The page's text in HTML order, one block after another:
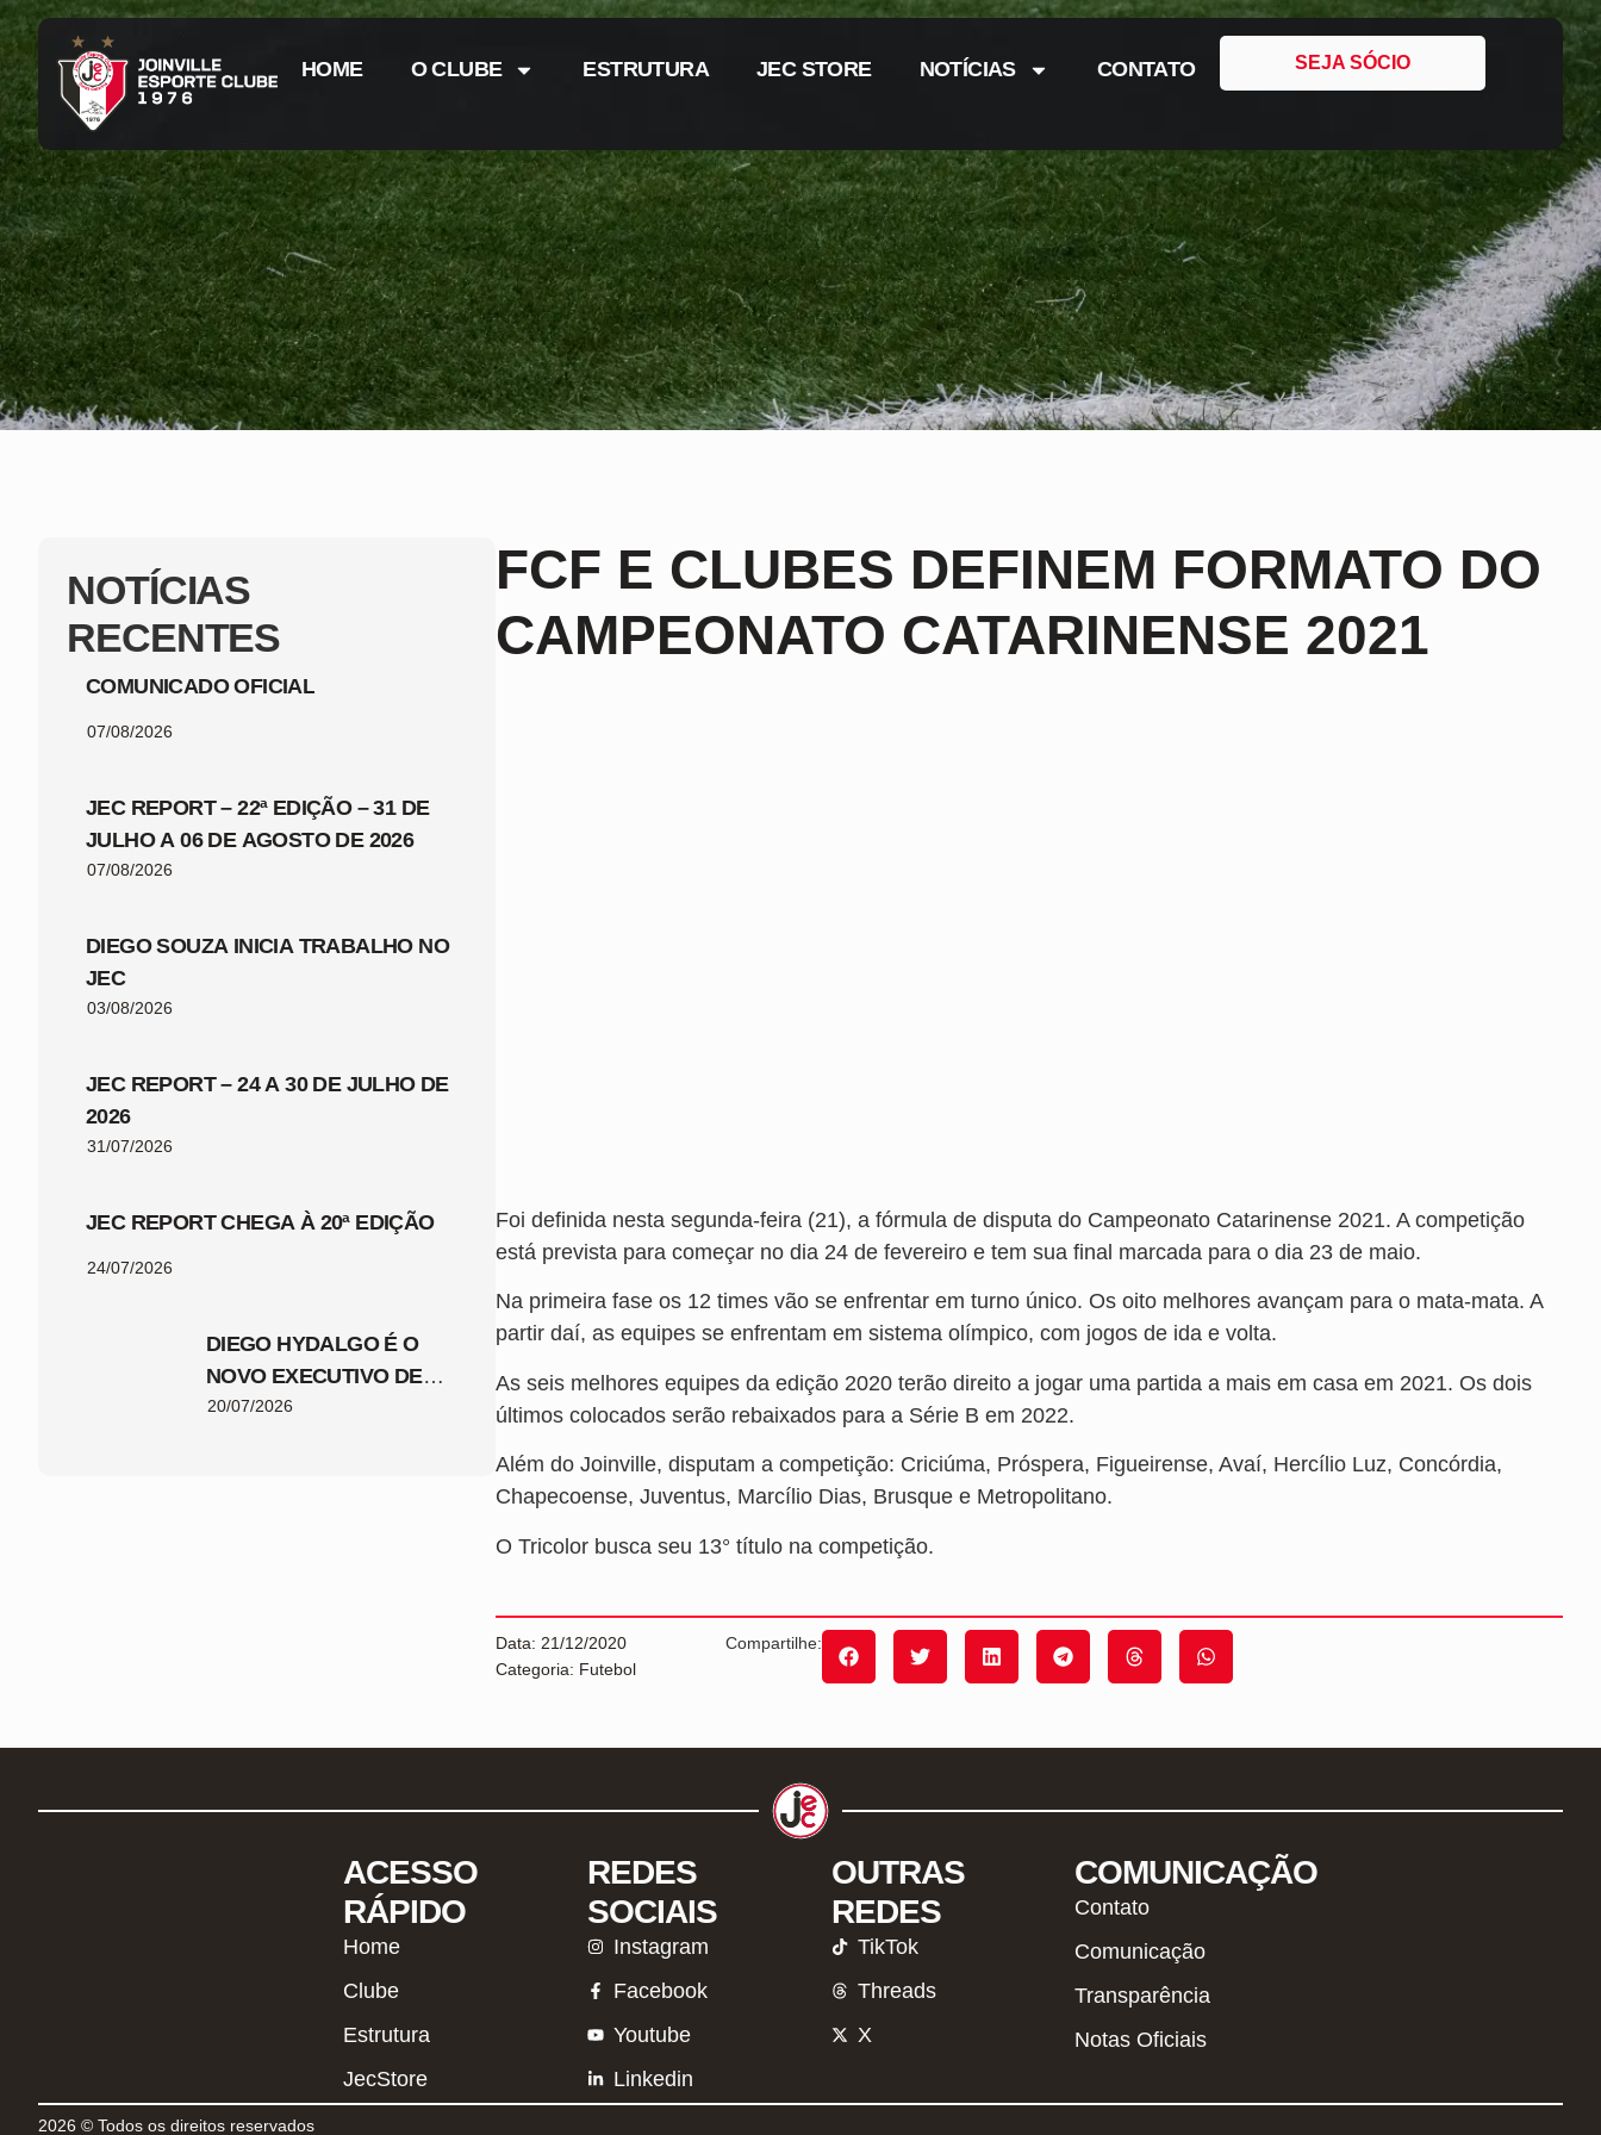
HOME O CLUBE ESTRUTURA JEC STORE NOTÍCIAS CONTATO SEJA SÓCIO
NOTÍCIAS
RECENTES
COMUNICADO OFICIAL
07/08/2026
JEC REPORT – 22ª EDIÇÃO – 31 DE
JULHO A 06 DE AGOSTO DE 2026
07/08/2026
DIEGO SOUZA INICIA TRABALHO NO
JEC
03/08/2026
JEC REPORT – 24 A 30 DE JULHO DE
2026
31/07/2026
JEC REPORT CHEGA À 20ª EDIÇÃO
24/07/2026
DIEGO HYDALGO É O
NOVO EXECUTIVO DE
FUTEBOL DO JEC
20/07/2026
FCF E CLUBES DEFINEM FORMATO DO
CAMPEONATO CATARINENSE 2021
Foi definida nesta segunda-feira (21), a fórmula de disputa do Campeonato Catarinense 2021. A competição
está prevista para começar no dia 24 de fevereiro e tem sua final marcada para o dia 23 de maio.
Na primeira fase os 12 times vão se enfrentar em turno único. Os oito melhores avançam para o mata-mata. A
partir daí, as equipes se enfrentam em sistema olímpico, com jogos de ida e volta.
As seis melhores equipes da edição 2020 terão direito a jogar uma partida a mais em casa em 2021. Os dois
últimos colocados serão rebaixados para a Série B em 2022.
Além do Joinville, disputam a competição: Criciúma, Próspera, Figueirense, Avaí, Hercílio Luz, Concórdia,
Chapecoense, Juventus, Marcílio Dias, Brusque e Metropolitano.
O Tricolor busca seu 13° título na competição.
Data: 21/12/2020
Categoria: Futebol
Compartilhe:
ACESSO
RÁPIDO
Home
Clube
Estrutura
JecStore
REDES
SOCIAIS
Instagram
Facebook
Youtube
Linkedin
OUTRAS
REDES
TikTok
Threads
X
COMUNICAÇÃO
Contato
Comunicação
Transparência
Notas Oficiais
2026 © Todos os direitos reservados